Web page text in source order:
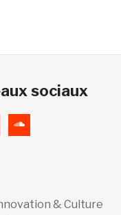
sociaux
& Culture